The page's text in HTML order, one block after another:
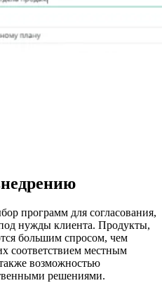
программ для согласования,
нужды клиента. Продукты,
большим спросом, чем
соответствием местным
возможностью
решениями.